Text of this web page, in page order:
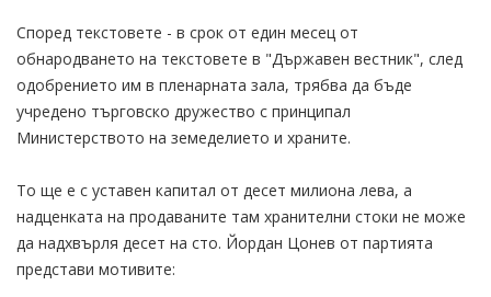
Според текстовете - в срок от един месец от
обнародването на текстовете в "Държавен вестник", след
одобрението им в пленарната зала, трябва да бъде
учредено търговско дружество с принципал
Министерството на земеделието и храните.
То ще е с уставен капитал от десет милиона лева, а
надценката на продаваните там хранителни стоки не може
да надхвърля десет на сто. Йордан Цонев от партията
представи мотивите: